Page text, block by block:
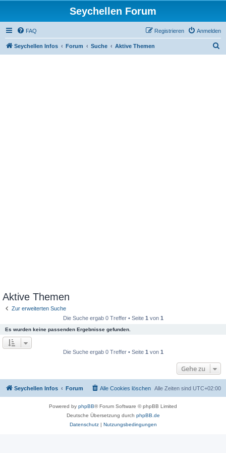
Seychellen Forum
FAQ Anmelden
Registrieren
Seychellen Infos Forum Suche Aktive Themen
Aktive Themen
Zur erweiterten Suche
Die Suche ergab 0 Treffer • Seite 1 von 1
Es wurden keine passenden Ergebnisse gefunden.
Die Suche ergab 0 Treffer • Seite 1 von 1
Gehe zu
Seychellen Infos Forum Alle Zeiten sind UTC+02:00
Alle Cookies löschen
Powered by phpBB® Forum Software © phpBB Limited
Deutsche Übersetzung durch phpBB.de
Datenschutz| Nutzungsbedingungen